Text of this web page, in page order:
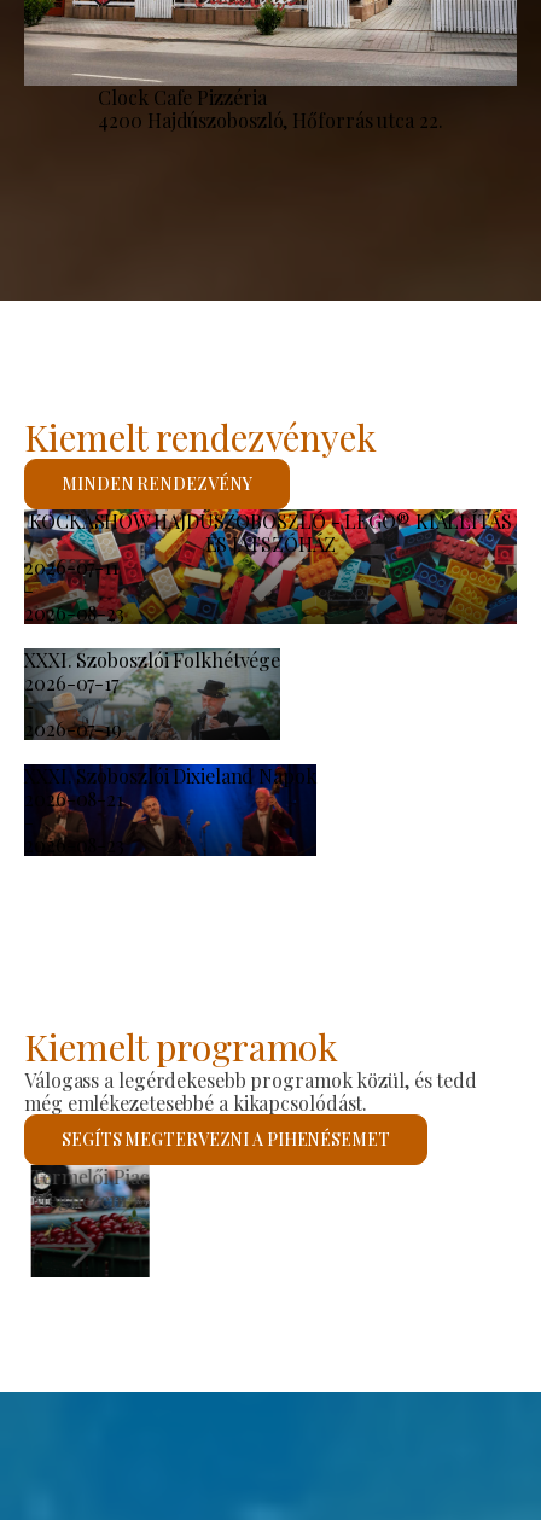
Clock Cafe Pizzéria
4200 Hajdúszoboszló, Hőforrás utca 22.
KOCKASHOW HAJDÚSZOBOSZLÓ - LEGO® KIÁLLÍTÁS
ÉS JÁTSZÓHÁZ
2026-07-11
-
2026-08-23
XXXI. Szoboszlói Folkhétvége
2026-07-17
-
2026-07-19
XXXI. Szoboszlói Dixieland Napok
2026-08-21
-
2026-08-23
Kiemelt rendezvények
MINDEN RENDEZVÉNY
Kiemelt programok
Válogass a legérdekesebb programok közül, és tedd
még emlékezetesebbé a kikapcsolódást.
SEGÍTS MEGTERVEZNI A PIHENÉSEMET
Szent László Római Katolikus Templom
Megnézem